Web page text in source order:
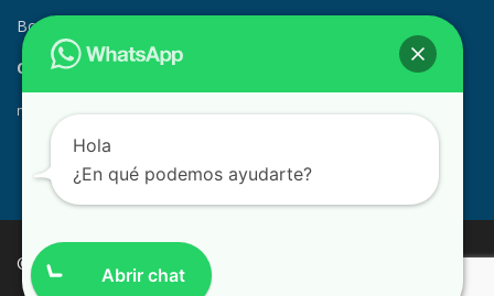
Bogotá, Colombia
Correo Electrónico:
notificacionesjudiciales@suramerica.edu.co
© COPYRIGHT 2023 CORPORACIÓN DE EDUCACIÓN SUPERIOR
Abrir chat
Hola
¿En qué podemos ayudarte?